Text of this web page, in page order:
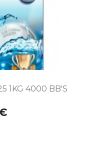
1KG 4000 BB'S